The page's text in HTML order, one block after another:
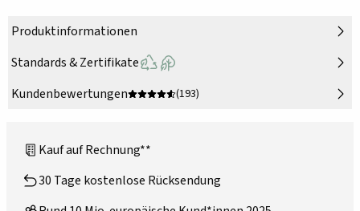
Produktinformationen
Standards & Zertifikate
Kundenbewertungen
(193)
Kauf auf Rechnung**
30 Tage kostenlose Rücksendung